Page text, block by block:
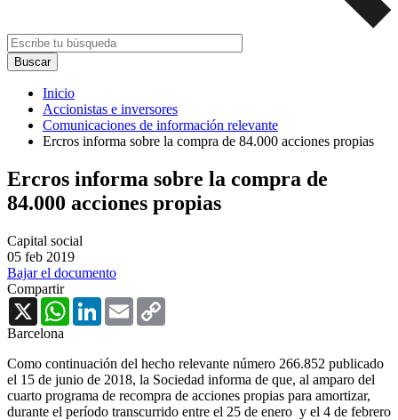
Inicio
Accionistas e inversores
Comunicaciones de información relevante
Ercros informa sobre la compra de 84.000 acciones propias
Ercros informa sobre la compra de
84.000 acciones propias
Capital social
05 feb 2019
Bajar el documento
Compartir
X
WhatsAppLinkedInEmail
Barcelona
Como continuación del hecho relevante número 266.852 publicado
el 15 de junio de 2018, la Sociedad informa de que, al amparo del
cuarto programa de recompra de acciones propias para amortizar,
durante el período transcurrido entre el 25 de enero y el 4 de febrero